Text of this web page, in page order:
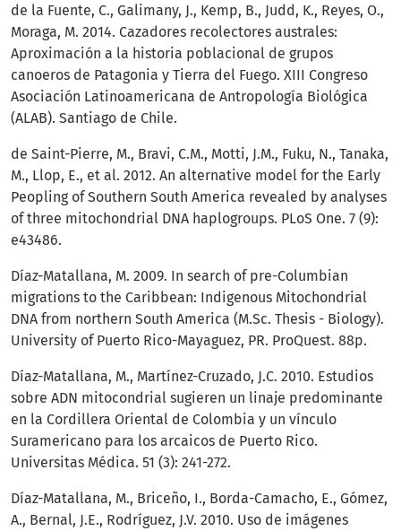
de la Fuente, C., Galimany, J., Kemp, B., Judd, K., Reyes, O.,
Moraga, M. 2014. Cazadores recolectores australes:
Aproximación a la historia poblacional de grupos
canoeros de Patagonia y Tierra del Fuego. XIII Congreso
Asociación Latinoamericana de Antropología Biológica
(ALAB). Santiago de Chile.
de Saint-Pierre, M., Bravi, C.M., Motti, J.M., Fuku, N., Tanaka,
M., Llop, E., et al. 2012. An alternative model for the Early
Peopling of Southern South America revealed by analyses
of three mitochondrial DNA haplogroups. PLoS One. 7 (9):
e43486.
Díaz-Matallana, M. 2009. In search of pre-Columbian
migrations to the Caribbean: Indigenous Mitochondrial
DNA from northern South America (M.Sc. Thesis - Biology).
University of Puerto Rico-Mayaguez, PR. ProQuest. 88p.
Díaz-Matallana, M., Martínez-Cruzado, J.C. 2010. Estudios
sobre ADN mitocondrial sugieren un linaje predominante
en la Cordillera Oriental de Colombia y un vínculo
Suramericano para los arcaicos de Puerto Rico.
Universitas Médica. 51 (3): 241-272.
Díaz-Matallana, M., Briceño, I., Borda-Camacho, E., Gómez,
A., Bernal, J.E., Rodríguez, J.V. 2010. Uso de imágenes